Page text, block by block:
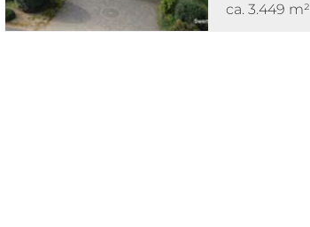
ca. 3.449 m²